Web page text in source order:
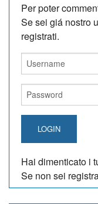
Per poter
Se sei giá nostro
registrati.
LOGIN
Hai dimenticato i
Se non sei